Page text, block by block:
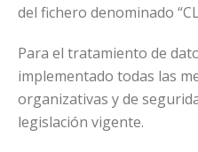
del fichero denominado
Para el tratamiento de
implementado todas las
organizativas y de
legislación vigente.